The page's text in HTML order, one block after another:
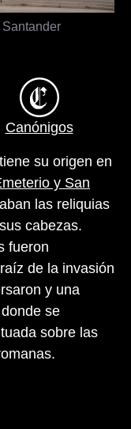
Canónigos
su origen en
y San
las reliquias
cabezas.
fueron
de la invasión
y una
se
sobre las